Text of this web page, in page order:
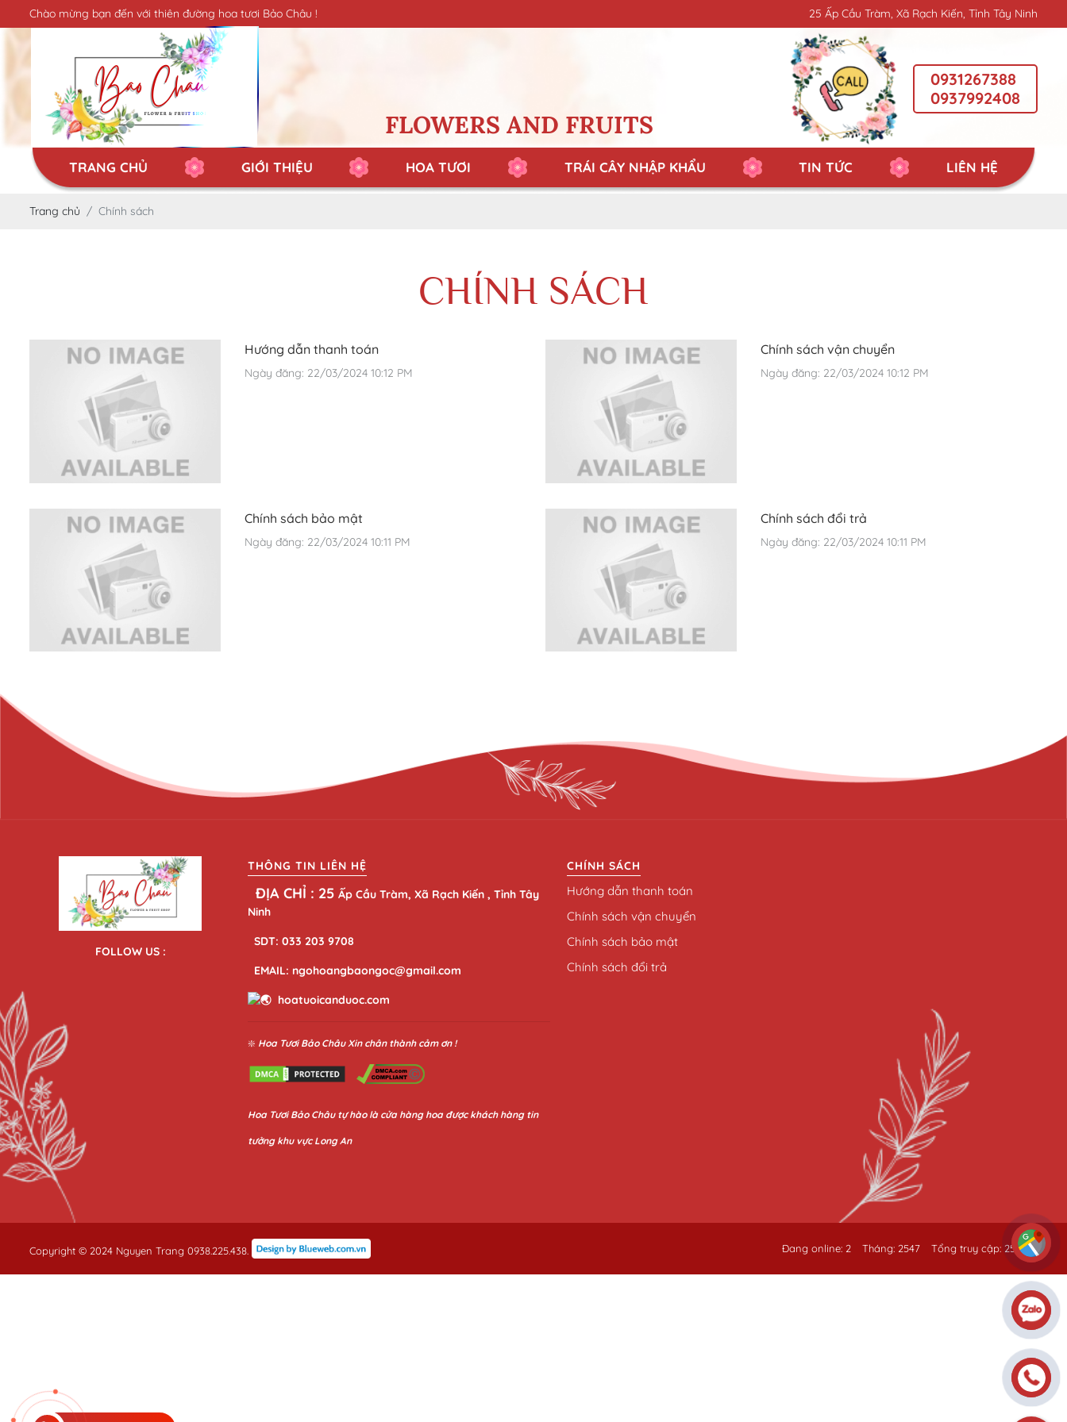
Chào mừng bạn đến với thiên đường hoa tươi Bảo Châu ! 25 Ấp Cầu Tràm, Xã Rạch Kiến, Tỉnh Tây Ninh
FLOWERS AND FRUITS
0931267388
0937992408
TRANG CHỦ GIỚI THIỆU HOA TƯƠI TRÁI CÂY NHẬP KHẨU TIN TỨC LIÊN HỆ
Trang chủ Chính sách
CHÍNH SÁCH
Hướng dẫn thanh toán
Ngày đăng: 22/03/2024 10:12 PM
Chính sách vận chuyển
Ngày đăng: 22/03/2024 10:12 PM
Chính sách bảo mật
Ngày đăng: 22/03/2024 10:11 PM
Chính sách đổi trả
Ngày đăng: 22/03/2024 10:11 PM
FOLLOW US :
THÔNG TIN LIÊN HỆ
ĐỊA CHỈ : 25Ấp Cầu Tràm, Xã Rạch Kiến , Tỉnh Tây
Ninh
SDT: 033 203 9708
EMAIL: ngohoangbaongoc@gmail.com
hoatuoicanduoc.com
❇️ Hoa Tươi Bảo Châu Xin chân thành cảm ơn !
Hoa Tươi Bảo Châutự hào là cửa hàng hoa được khách hàng tin
tưởng khu vực Long An
CHÍNH SÁCH
Hướng dẫn thanh toán
Chính sách vận chuyển
Chính sách bảo mật
Chính sách đổi trả
Copyright © 2024 Nguyen Trang 0938.225.438. Đang online: 2 Tháng: 2547 Tổng truy cập: 259323